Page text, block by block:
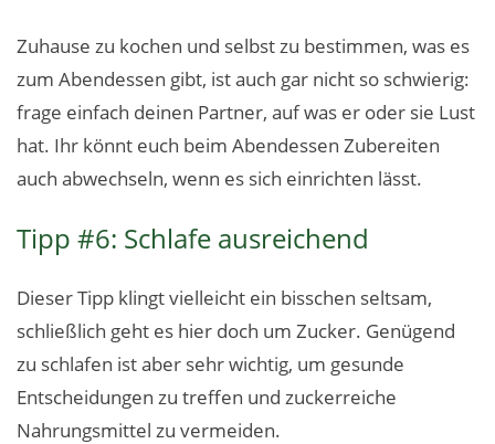
Zuhause zu kochen und selbst zu bestimmen, was es
zum Abendessen gibt, ist auch gar nicht so schwierig:
frage einfach deinen Partner, auf was er oder sie Lust
hat. Ihr könnt euch beim Abendessen Zubereiten
auch abwechseln, wenn es sich einrichten lässt.
Tipp #6: Schlafe ausreichend
Dieser Tipp klingt vielleicht ein bisschen seltsam,
schließlich geht es hier doch um Zucker. Genügend
zu schlafen ist aber sehr wichtig, um gesunde
Entscheidungen zu treffen und zuckerreiche
Nahrungsmittel zu vermeiden.